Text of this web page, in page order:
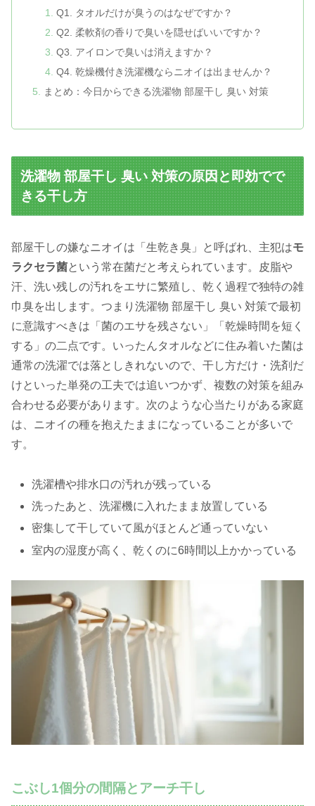
Q1. タオルだけが臭うのはなぜですか？
Q2. 柔軟剤の香りで臭いを隠せばいいですか？
Q3. アイロンで臭いは消えますか？
Q4. 乾燥機付き洗濯機ならニオイは出ませんか？
まとめ：今日からできる洗濯物 部屋干し 臭い 対策
洗濯物 部屋干し 臭い 対策の原因と即効でで
きる干し方
部屋干しの嫌なニオイは「生乾き臭」と呼ばれ、主犯はモ
ラクセラ菌という常在菌だと考えられています。皮脂や
汗、洗い残しの汚れをエサに繁殖し、乾く過程で独特の雑
巾臭を出します。つまり洗濯物 部屋干し 臭い 対策で最初
に意識すべきは「菌のエサを残さない」「乾燥時間を短く
する」の二点です。いったんタオルなどに住み着いた菌は
通常の洗濯では落としきれないので、干し方だけ・洗剤だ
けといった単発の工夫では追いつかず、複数の対策を組み
合わせる必要があります。次のような心当たりがある家庭
は、ニオイの種を抱えたままになっていることが多いで
す。
洗濯槽や排水口の汚れが残っている
洗ったあと、洗濯機に入れたまま放置している
密集して干していて風がほとんど通っていない
室内の湿度が高く、乾くのに6時間以上かかっている
こぶし1個分の間隔とアーチ干し